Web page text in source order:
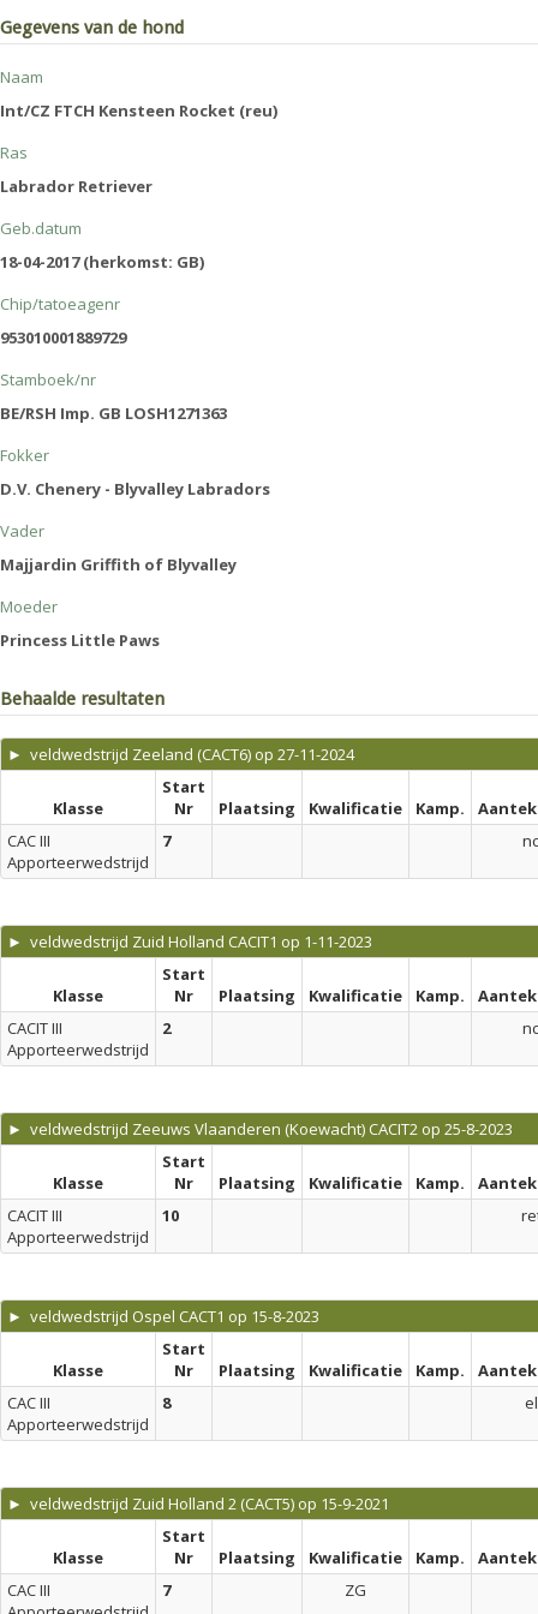
Gegevens van de hond
Naam
Int/CZ FTCH Kensteen Rocket (reu)
Ras
Labrador Retriever
Geb.datum
18-04-2017 (herkomst: GB)
Chip/tatoeagenr
953010001889729
Stamboek/nr
BE/RSH Imp. GB LOSH1271363
Fokker
D.V. Chenery - Blyvalley Labradors
Vader
Majjardin Griffith of Blyvalley
Moeder
Princess Little Paws
Behaalde resultaten
► veldwedstrijd Zeeland (CACT6) op 27-11-2024
Klasse
Start
Nr
Plaatsing Kwalificatie Kamp.
CAC III
Apporteerwedstrijd
7 nc
► veldwedstrijd Zuid Holland CACIT1 op 1-11-2023
Klasse
Start
Nr
Plaatsing Kwalificatie Kamp.
CACIT III
Apporteerwedstrijd
2 nc
► veldwedstrijd Zeeuws Vlaanderen (Koewacht) CACIT2 op 25-8-2023
Klasse
Start
Nr
Plaatsing Kwalificatie Kamp.
CACIT III
Apporteerwedstrijd
10
► veldwedstrijd Ospel CACT1 op 15-8-2023
Klasse
Start
Nr
Plaatsing Kwalificatie Kamp.
CAC III
Apporteerwedstrijd
8 el
► veldwedstrijd Zuid Holland 2 (CACT5) op 15-9-2021
Klasse
Start
Nr
Plaatsing Kwalificatie Kamp.
CAC III
7 ZG